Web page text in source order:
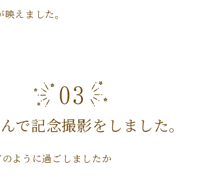
えました。
で記念撮影をしました。
ように過ごしましたか